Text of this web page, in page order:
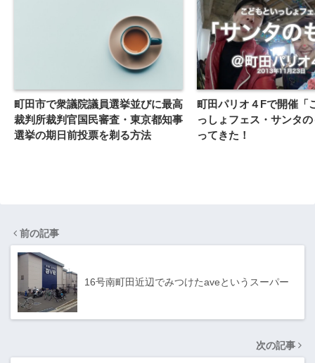
町田市で衆議院議員選挙並びに最高
裁判所裁判官国民審査・東京都知事
選挙の期日前投票を剃る方法
町田パリオ４Fで開催「
っしょフェス・サンタ
ってきた！
前の記事
16号南町田近辺でみつけたaveというスーパー
次の記事